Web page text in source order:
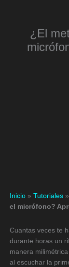
¿El
Inicio » Tutoriales »
el micrófono?
Cuantas veces te
durante horas un
manera
al escuchar la